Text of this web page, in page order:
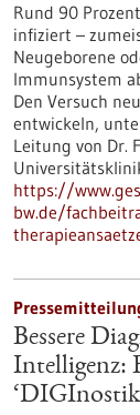
Rund 90
infiziert –
Neugeborene
Immunsystem
Den Versuch
entwickeln,
Leitung von Dr.
https://
bw.de/
Bessere
Intelligenz: